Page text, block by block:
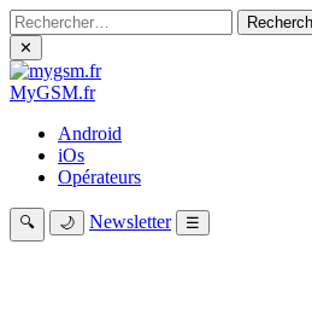
Rechercher :
✕
MyGSM.fr
Android
iOs
Opérateurs
🔍 🌙 Newsletter ☰